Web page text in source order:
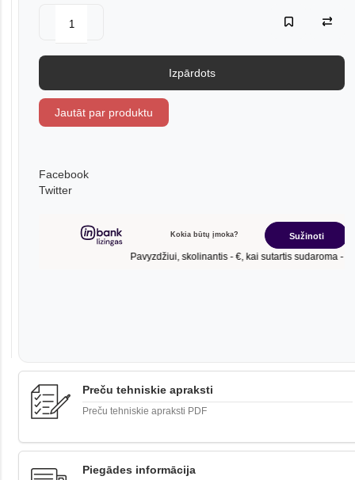
Izpārdots
Jautāt par produktu
Facebook
Twitter
Preču tehniskie apraksti
Preču tehniskie apraksti PDF
Piegādes informācija